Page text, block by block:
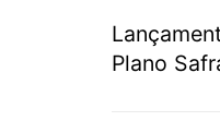
Plano